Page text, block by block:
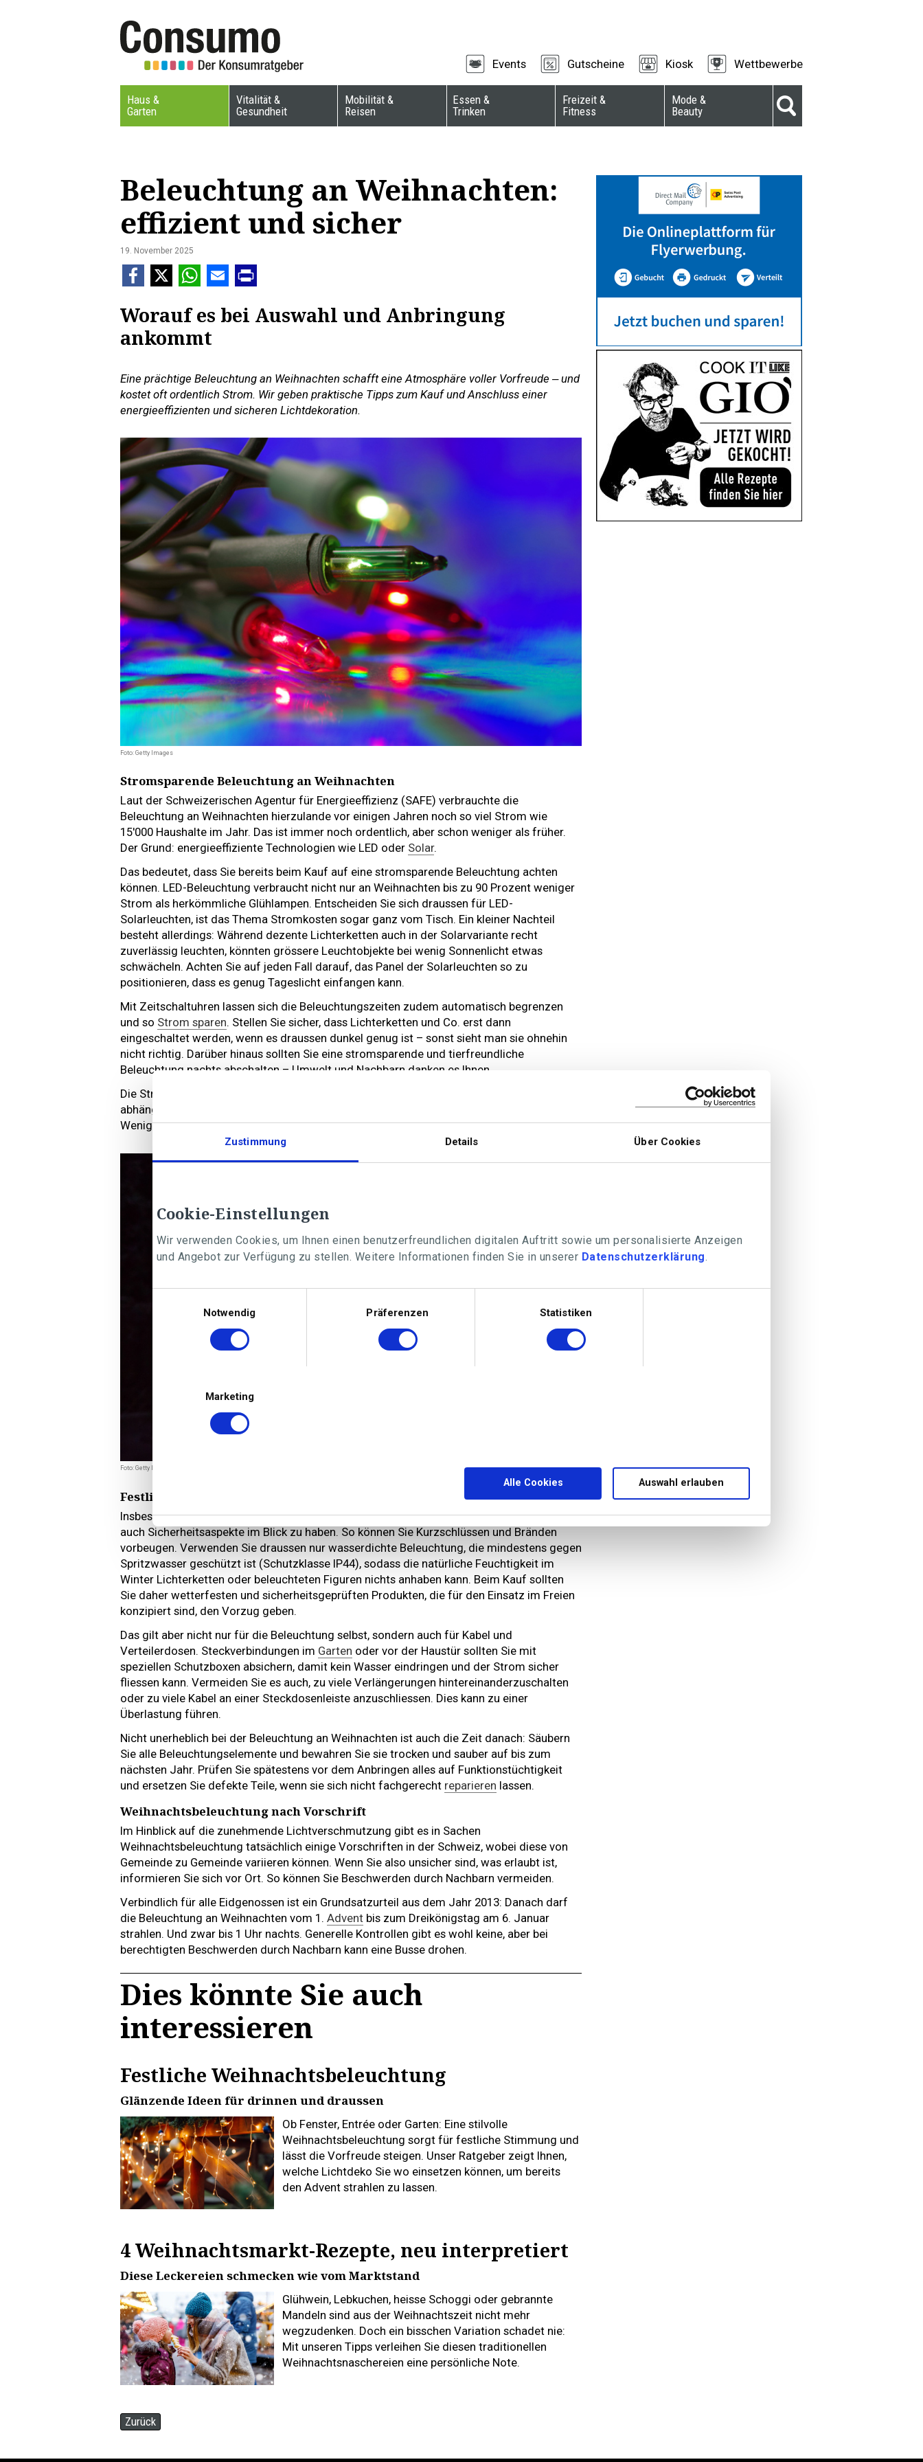
Zustimmung Details Über Cookies
Cookie-Einstellungen
Wir verwenden Cookies, um Ihnen einen benutzerfreundlichen digitalen Auftritt sowie um personalisierte Anzeigen
und Angebot zur Verfügung zu stellen. Weitere Informationen finden Sie in unserer Datenschutzerklärung.
Notwendig
Präferenzen Statistiken
Marketing
Auswahl erlauben
Alle Cookies
Events Gutscheine Kiosk Wettbewerbe
Haus &
Garten
Vitalität &
Gesundheit
Mobilität &
Reisen
Essen &
Trinken
Freizeit &
Fitness
Mode &
Beauty
Beleuchtung an Weihnachten:
effizient und sicher
19. November 2025
Worauf es bei Auswahl und Anbringung
ankommt
Eine prächtige Beleuchtung an Weihnachten schafft eine Atmosphäre voller Vorfreude ‒ und
kostet oft ordentlich Strom. Wir geben praktische Tipps zum Kauf und Anschluss einer
energieeffizienten und sicheren Lichtdekoration.
Foto: Getty Images
Stromsparende Beleuchtung an Weihnachten
Laut der Schweizerischen Agentur für Energieeffizienz (SAFE) verbrauchte die
Beleuchtung an Weihnachten hierzulande vor einigen Jahren noch so viel Strom wie
15'000 Haushalte im Jahr. Das ist immer noch ordentlich, aber schon weniger als früher.
Der Grund: energieeffiziente Technologien wie LED oder Solar.
Das bedeutet, dass Sie bereits beim Kauf auf eine stromsparende Beleuchtung achten
können. LED-Beleuchtung verbraucht nicht nur an Weihnachten bis zu 90 Prozent weniger
Strom als herkömmliche Glühlampen. Entscheiden Sie sich draussen für LED-
Solarleuchten, ist das Thema Stromkosten sogar ganz vom Tisch. Ein kleiner Nachteil
besteht allerdings: Während dezente Lichterketten auch in der Solarvariante recht
zuverlässig leuchten, könnten grössere Leuchtobjekte bei wenig Sonnenlicht etwas
schwächeln. Achten Sie auf jeden Fall darauf, das Panel der Solarleuchten so zu
positionieren, dass es genug Tageslicht einfangen kann.
Mit Zeitschaltuhren lassen sich die Beleuchtungszeiten zudem automatisch begrenzen
und so Strom sparen. Stellen Sie sicher, dass Lichterketten und Co. erst dann
eingeschaltet werden, wenn es draussen dunkel genug ist – sonst sieht man sie ohnehin
nicht richtig. Darüber hinaus sollten Sie eine stromsparende und tierfreundliche
Beleuchtung nachts abschalten – Umwelt und Nachbarn danken es Ihnen.
Die Stromkosten sind natürlich auch von der Menge an Lichterketten oder Leuchtfiguren
abhängig. Finanziell, aber auch optisch gilt bei der Weihnachtsbeleuchtung wie so oft:
Weniger ist mehr.
Foto: Getty Images
Festliche Beleuchtung mit Sicherheit
Insbesondere bei der Beleuchtung im Aussenbereich ist es wichtig, bei der Installation
auch Sicherheitsaspekte im Blick zu haben. So können Sie Kurzschlüssen und Bränden
vorbeugen. Verwenden Sie draussen nur wasserdichte Beleuchtung, die mindestens gegen
Spritzwasser geschützt ist (Schutzklasse IP44), sodass die natürliche Feuchtigkeit im
Winter Lichterketten oder beleuchteten Figuren nichts anhaben kann. Beim Kauf sollten
Sie daher wetterfesten und sicherheitsgeprüften Produkten, die für den Einsatz im Freien
konzipiert sind, den Vorzug geben.
Das gilt aber nicht nur für die Beleuchtung selbst, sondern auch für Kabel und
Verteilerdosen. Steckverbindungen im Garten oder vor der Haustür sollten Sie mit
speziellen Schutzboxen absichern, damit kein Wasser eindringen und der Strom sicher
fliessen kann. Vermeiden Sie es auch, zu viele Verlängerungen hintereinanderzuschalten
oder zu viele Kabel an einer Steckdosenleiste anzuschliessen. Dies kann zu einer
Überlastung führen.
Nicht unerheblich bei der Beleuchtung an Weihnachten ist auch die Zeit danach: Säubern
Sie alle Beleuchtungselemente und bewahren Sie sie trocken und sauber auf bis zum
nächsten Jahr. Prüfen Sie spätestens vor dem Anbringen alles auf Funktionstüchtigkeit
und ersetzen Sie defekte Teile, wenn sie sich nicht fachgerecht reparieren lassen.
Weihnachtsbeleuchtung nach Vorschrift
Im Hinblick auf die zunehmende Lichtverschmutzung gibt es in Sachen
Weihnachtsbeleuchtung tatsächlich einige Vorschriften in der Schweiz, wobei diese von
Gemeinde zu Gemeinde variieren können. Wenn Sie also unsicher sind, was erlaubt ist,
informieren Sie sich vor Ort. So können Sie Beschwerden durch Nachbarn vermeiden.
Verbindlich für alle Eidgenossen ist ein Grundsatzurteil aus dem Jahr 2013: Danach darf
die Beleuchtung an Weihnachten vom 1. Advent bis zum Dreikönigstag am 6. Januar
strahlen. Und zwar bis 1 Uhr nachts. Generelle Kontrollen gibt es wohl keine, aber bei
berechtigten Beschwerden durch Nachbarn kann eine Busse drohen.
Dies könnte Sie auch
interessieren
Festliche Weihnachtsbeleuchtung
Glänzende Ideen für drinnen und draussen
Ob Fenster, Entrée oder Garten: Eine stilvolle
Weihnachtsbeleuchtung sorgt für festliche Stimmung und
lässt die Vorfreude steigen. Unser Ratgeber zeigt Ihnen,
welche Lichtdeko Sie wo einsetzen können, um bereits
den Advent strahlen zu lassen.
4 Weihnachtsmarkt-Rezepte, neu interpretiert
Diese Leckereien schmecken wie vom Marktstand
Glühwein, Lebkuchen, heisse Schoggi oder gebrannte
Mandeln sind aus der Weihnachtszeit nicht mehr
wegzudenken. Doch ein bisschen Variation schadet nie:
Mit unseren Tipps verleihen Sie diesen traditionellen
Weihnachtsnaschereien eine persönliche Note.
Zurück